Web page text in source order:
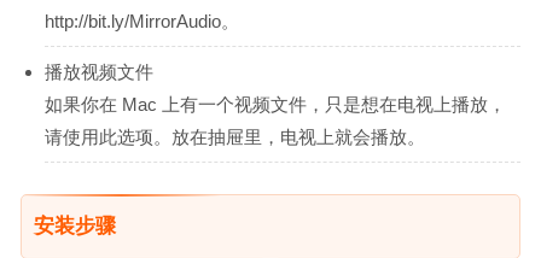
http://bit.ly/MirrorAudio。
播放视频文件
如果你在 Mac 上有一个视频文件，只是想在电视上播放，
请使用此选项。放在抽屉里，电视上就会播放。
安装步骤